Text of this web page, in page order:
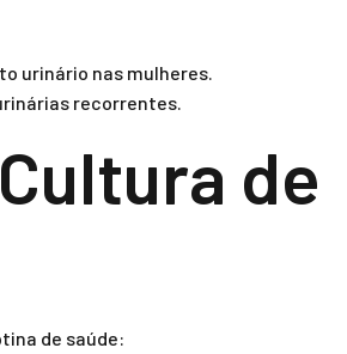
urinário nas mulheres.
recorrentes.
de
de saúde: